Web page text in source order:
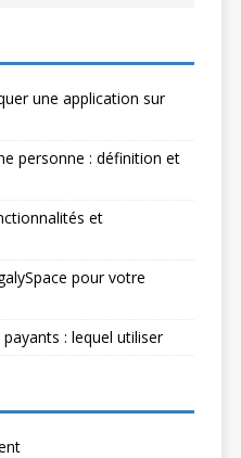
une application sur
personne : définition et
et
pour votre
: lequel utiliser